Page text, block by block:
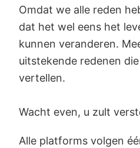
Omdat we alle reden
dat het wel eens het
kunnen veranderen.
uitstekende redenen
vertellen.
Wacht even, u zult
Alle platforms volgen